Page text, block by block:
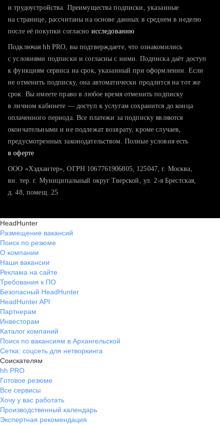
тратите много времени на поиск и вручную поднимаете
хотите сравнить себя с конкурентами и оценить шансы
и трудоустройства. Преимущества подписки, указанные
на странице, рассчитаны на основе данных в среднем в неделю
после её покупки согласно исследованию
Подключая hh PRO, вы подтверждаете, что ознакомились
с условиями подписки и согласны с ними. Подписка даёт доступ
к функциям сервиса на срок, указанный при оформлении. Если
не отменить подписку, она автоматически продлится на тот же
срок. Вы имеете право в любое время отменить подписку
в личном кабинете — доступ к услугам сохранится до конца
оплаченного периода. Все платежи за подписку являются
окончательными и не подлежат возврату, кроме случаев,
предусмотренных законодательством. Полные условия есть
в оферте
ООО «Хэдхантер», ОГРН 1067761906805, 125047, г. Москва,
вн. тер. г. Муниципальный округ Тверской, ул. 2-я Брестская,
д. 48, помещ. 25
HeadHunter
Размещение вакансий
Поиск по резюме
О компании
Наши вакансии
Реклама на сайте
Требования к ПО
Безопасный HeadHunter
HeadHunter API
Партнерам
Инвесторам
Каталог компаний
Поиск по вакансиям в Архангельской
Сетка: соцсеть для нетворкинга
Соискателям
hh PRO
Готовое резюме
Все сервисы
Хочу у вас работать
Производственный календарь
Экспертная рекомендация